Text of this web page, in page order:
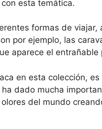
esta temática.
formas de
por ejemplo, las
aparece el
en esta colección,
dado mucha
del mundo